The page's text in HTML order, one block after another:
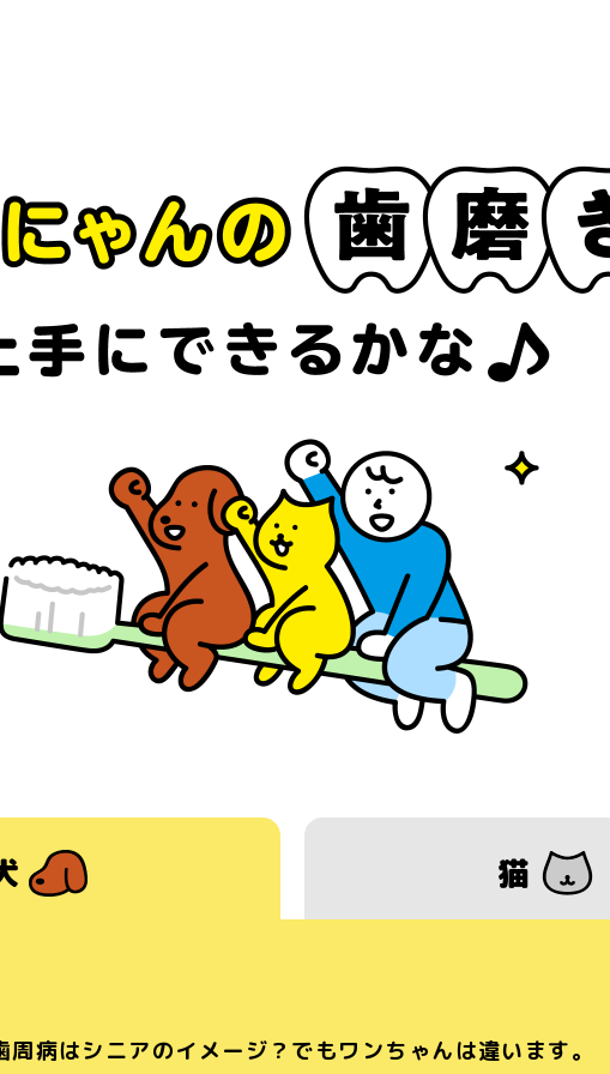
猫
周病はシニアのイメージ？ でもワンちゃんは違います。